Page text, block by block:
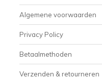
Algemene voorwaarden
Privacy Policy
Betaalmethoden
Verzenden & retourneren